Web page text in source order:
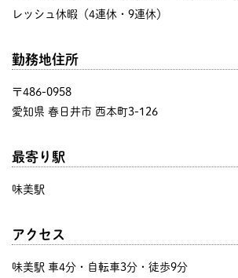
レッシュ休暇（4連休・9連休）
勤務地住所
〒486-0958
愛知県 春日井市 西本町3-126
最寄り駅
味美駅
アクセス
味美駅 車4分・自転車3分・徒歩9分